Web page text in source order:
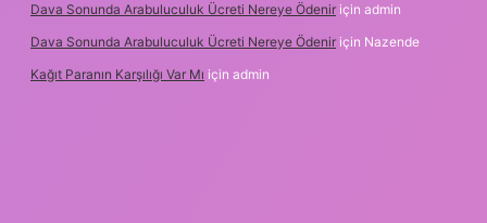
Dava Sonunda Arabuluculuk Ücreti Nereye Ödenir için admin
Dava Sonunda Arabuluculuk Ücreti Nereye Ödenir için Nazende
Kağıt Paranın Karşılığı Var Mı için admin